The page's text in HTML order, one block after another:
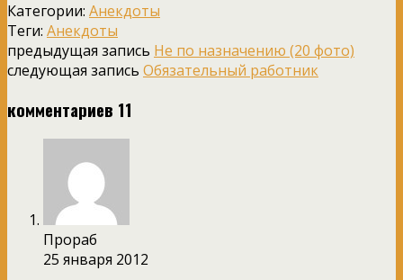
Категории: Анекдоты
Теги: Анекдоты
предыдущая запись Не по назначению (20 фото)
следующая запись Обязательный работник
комментариев 11
Прораб
25 января 2012